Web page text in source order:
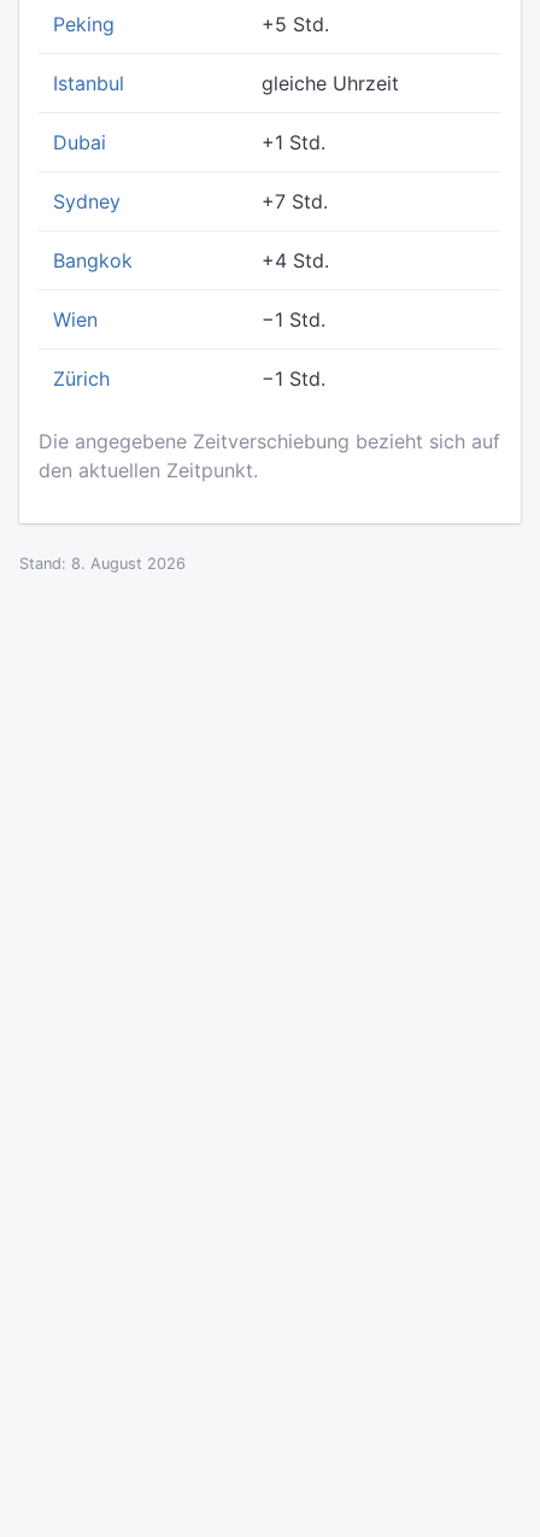
Peking +5 Std.
Istanbul gleiche Uhrzeit
Dubai +1 Std.
Sydney +7 Std.
Bangkok +4 Std.
Wien −1 Std.
Zürich −1 Std.
Die angegebene Zeitverschiebung bezieht sich auf
den aktuellen Zeitpunkt.
Stand: 8. August 2026